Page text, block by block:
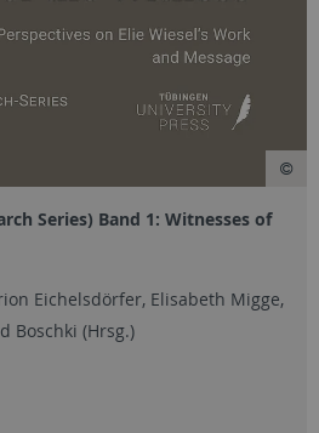
Series) Band 1: Witnesses of
Eichelsdörfer, Elisabeth Migge,
Boschki (Hrsg.)